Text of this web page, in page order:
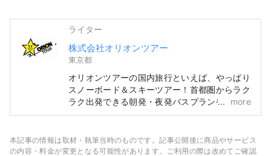
ライター
株式会社オリオンツアー
東京都
オリオンツアーの国内旅行といえば、やっぱり
スノーボード＆スキーツアー！首都圏からラク
ラク出発できる朝発・夜発バスプランや、新幹
線・マイカープランなど、多彩なアクセス方法
や、日帰りで気軽に楽しめるプランまで揃って
いるから、初心者から上級者まで安心してゲレ
more
本記事の情報は取材・執筆当時のものです。記事公開後に商品やサービス
の内容・料金が変更となる可能性があります。ご利用の際は改めてご確認